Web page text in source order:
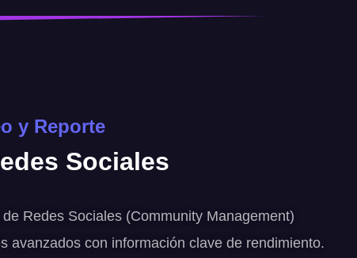
y Reporte
Sociales
de Redes Sociales (Community Management)
avanzados con información clave de rendimiento.